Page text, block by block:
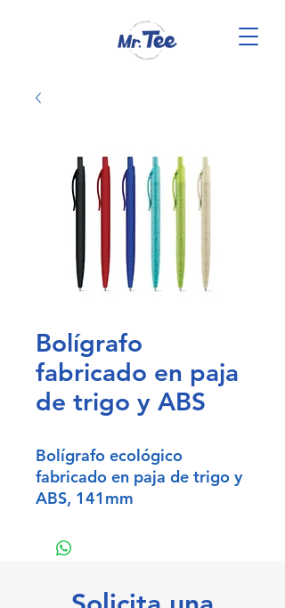
Bolígrafo
fabricado en paja
de trigo y ABS
Bolígrafo ecológico
fabricado en paja de trigo y
ABS, 141mm